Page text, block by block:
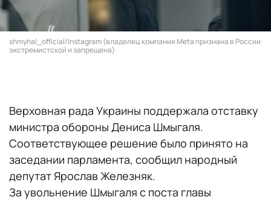
shmyhal_official/Instagram (владелец компания Meta признана в России
экстремистской и запрещена)
Верховная рада Украины поддержала отставку
министра обороны Дениса Шмыгаля.
Соответствующее решение было принято на
заседании парламента, сообщил народный
депутат Ярослав Железняк.
За увольнение Шмыгаля с поста главы